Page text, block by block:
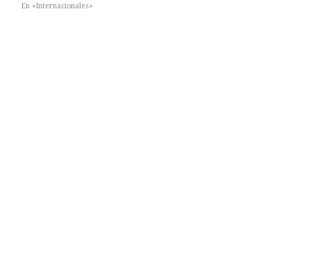
En «Internacionales»